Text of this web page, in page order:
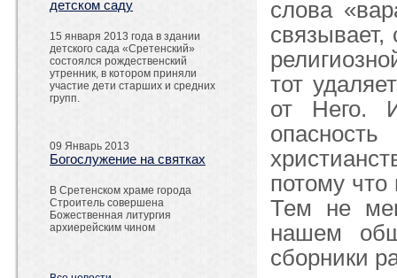
детском саду
15 января 2013 года в здании
детского сада «Сретенский»
состоялся рождественский
утренник, в котором приняли
участие дети старших и средних
групп.
09 Январь 2013
Богослужение на святках
В Сретенском храме города
Строитель совершена
Божественная литургия
архиерейским чином
слова
тот
от Него.
потому что
Тем не
нашем
сборники